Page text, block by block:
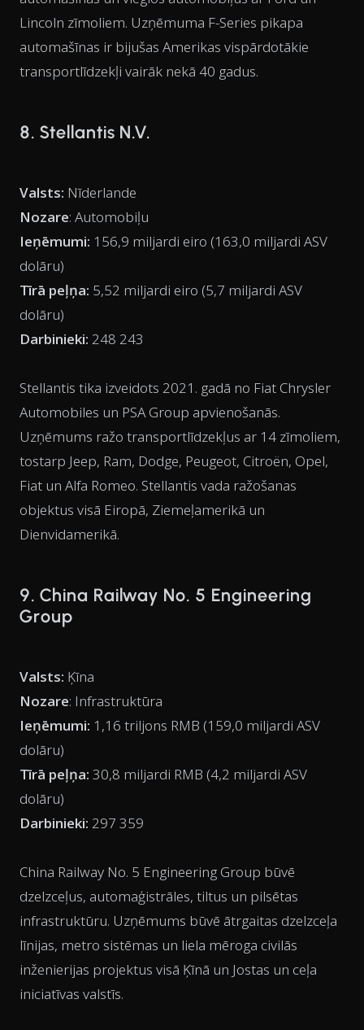
Lincoln zīmoliem. Uzņēmuma F-Series pikapa
automašīnas ir bijušas Amerikas vispārdotākie
transportlīdzekļi vairāk nekā 40 gadus.
8. Stellantis N.V.
Valsts: Nīderlande
Nozare: Automobiļu
Ieņēmumi: 156,9 miljardi eiro (163,0 miljardi ASV
dolāru)
Tīrā peļņa: 5,52 miljardi eiro (5,7 miljardi ASV
dolāru)
Darbinieki: 248 243
Stellantis tika izveidots 2021. gadā no Fiat Chrysler
Automobiles un PSA Group apvienošanās.
Uzņēmums ražo transportlīdzekļus ar 14 zīmoliem,
tostarp Jeep, Ram, Dodge, Peugeot, Citroën, Opel,
Fiat un Alfa Romeo. Stellantis vada ražošanas
objektus visā Eiropā, Ziemeļamerikā un
Dienvidamerikā.
9. China Railway No. 5 Engineering
Group
Valsts: Ķīna
Nozare: Infrastruktūra
Ieņēmumi: 1,16 triljons RMB (159,0 miljardi ASV
dolāru)
Tīrā peļņa: 30,8 miljardi RMB (4,2 miljardi ASV
dolāru)
Darbinieki: 297 359
China Railway No. 5 Engineering Group būvē
dzelzceļus, automaģistrāles, tiltus un pilsētas
infrastruktūru. Uzņēmums būvē ātrgaitas dzelzceļa
līnijas, metro sistēmas un liela mēroga civilās
inženierijas projektus visā Ķīnā un Jostas un ceļa
iniciatīvas valstīs.